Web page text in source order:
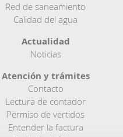
Red de saneamiento
Calidad del agua
Actualidad
Noticias
Atención y trámites
Contacto
Lectura de contador
Permiso de vertidos
Entender la factura